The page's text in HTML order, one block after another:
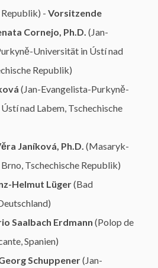
- Vorsitzende
Cornejo, Ph.D. (Jan-
Universität in Ústí nad
Republik)
(Jan-Evangelista-Purkyně-
nad Labem, Tschechische
Janíková, Ph.D. (Masaryk-
Tschechische Republik)
Helmut Lüger(Bad
Saalbach Erdmann (Polop de
Spanien)
Schuppener(Jan-